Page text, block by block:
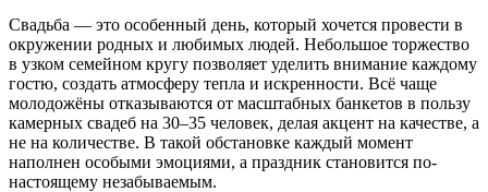
Свадьба — это особенный день, который хочется провести в
окружении родных и любимых людей. Небольшое торжество
в узком семейном кругу позволяет уделить внимание каждому
гостю, создать атмосферу тепла и искренности. Всё чаще
молодожёны отказываются от масштабных банкетов в пользу
камерных свадеб на 30–35 человек, делая акцент на качестве, а
не на количестве. В такой обстановке каждый момент
наполнен особыми эмоциями, а праздник становится по-
настоящему незабываемым.